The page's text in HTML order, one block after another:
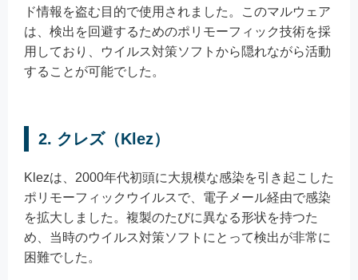
ド情報を盗む目的で使用されました。このマルウェア
は、検出を回避するためのポリモーフィック技術を採
用しており、ウイルス対策ソフトから隠れながら活動
することが可能でした。
2. クレズ（Klez）
Klezは、2000年代初頭に大規模な感染を引き起こした
ポリモーフィックウイルスで、電子メール経由で感染
を拡大しました。複製のたびに異なる形状を持つた
め、当時のウイルス対策ソフトにとって検出が非常に
困難でした。